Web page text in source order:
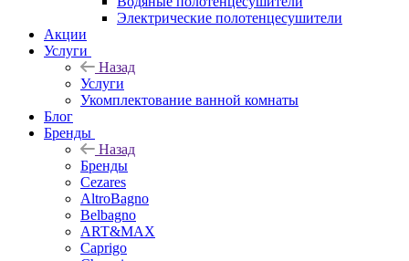
Электрические полотенцесушители
Акции
Услуги
Назад
Услуги
Укомплектование ванной комнаты
Блог
Бренды
Назад
Бренды
Cezares
AltroBagno
Belbagno
ART&MAX
Caprigo